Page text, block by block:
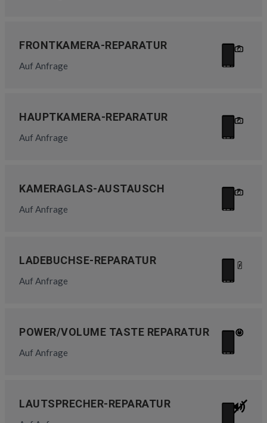
FRONTKAMERA-REPARATUR
Auf Anfrage
HAUPTKAMERA-REPARATUR
Auf Anfrage
KAMERAGLAS-AUSTAUSCH
Auf Anfrage
LADEBUCHSE-REPARATUR
Auf Anfrage
POWER/VOLUME TASTE REPARATUR
Auf Anfrage
LAUTSPRECHER-REPARATUR